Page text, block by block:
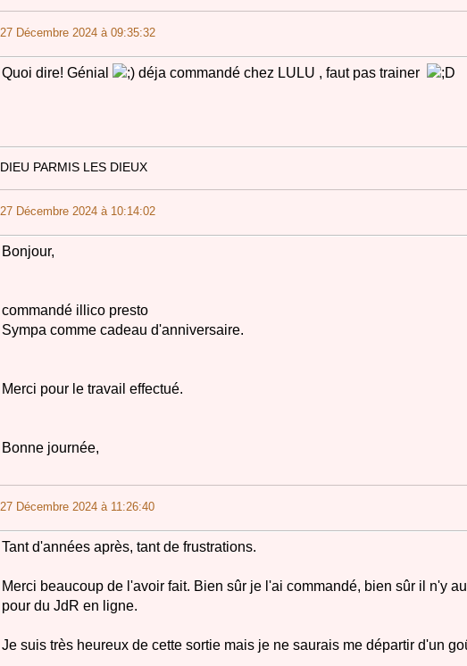
27 Décembre 2024 à 09:35:32
Quoi dire! Génial déja commandé chez LULU , faut pas trainer
DIEU PARMIS LES DIEUX
27 Décembre 2024 à 10:14:02
Bonjour,
commandé illico presto
Sympa comme cadeau d'anniversaire.
Merci pour le travail effectué.
Bonne journée,
27 Décembre 2024 à 11:26:40
Tant d'années après, tant de frustrations.
Merci beaucoup de l'avoir fait. Bien sûr je l'ai commandé, bien sûr il n'y
pour du JdR en ligne.
Je suis très heureux de cette sortie mais je ne saurais me départir d'un